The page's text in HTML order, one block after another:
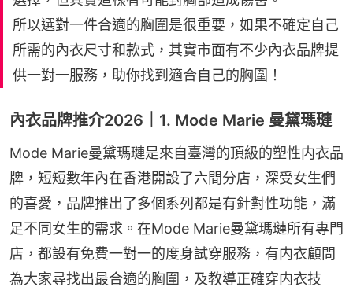
所以選對一件合適的胸圍是很重要，如果不確定自己
所需的內衣尺寸和款式，其實市面有不少內衣品牌提
供一對一服務，助你找到適合自己的胸圍！
內衣品牌推介2026｜1. Mode Marie 曼黛瑪璉
Mode Marie曼黛瑪璉是來自臺灣的頂級的塑性内衣品
牌，短短數年內在香港開設了六間分店，深受女生們
的喜愛，品牌推出了多個系列都是有針對性功能，滿
足不同女生的需求。在Mode Marie曼黛瑪璉所有專門
店，都設有免費一對一的度身試穿服務，有内衣顧問
為大家尋找出最合適的胸圍，及教導正確穿内衣技